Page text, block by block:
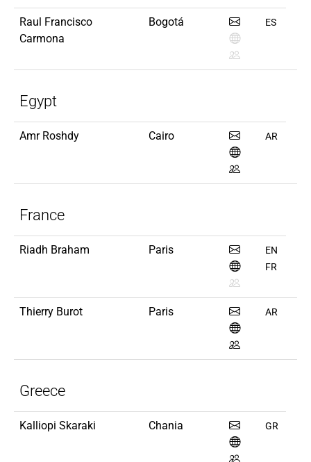
Raul Francisco
Carmona
Bogotá ES
Egypt
Amr Roshdy Cairo AR
France
Riadh Braham Paris
EN
FR
Thierry Burot Paris AR
Greece
Kalliopi Skaraki Chania GR